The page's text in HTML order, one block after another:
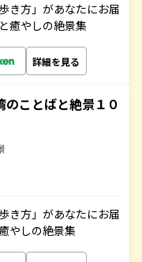
き方」があなたにお届
癒やしの絶景集
詳細を見る
ことばと絶景１０
き方」があなたにお届
やしの絶景集